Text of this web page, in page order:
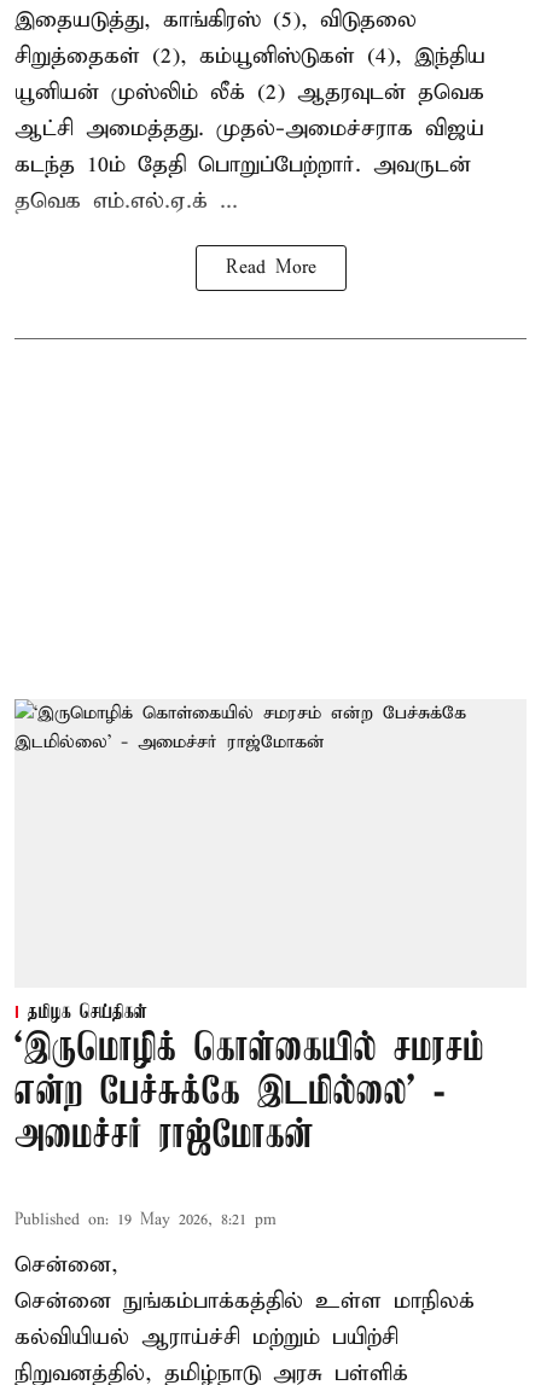
இதையடுத்து, காங்கிரஸ் (5), விடுதலை
சிறுத்தைகள் (2), கம்யூனிஸ்டுகள் (4), இந்திய
யூனியன் முஸ்லிம் லீக் (2) ஆதரவுடன் தவெக
ஆட்சி அமைத்தது. முதல்-அமைச்சராக விஜய்
கடந்த 10ம் தேதி பொறுப்பேற்றார். அவருடன்
தவெக எம்.எல்.ஏ.க் ...
Read More
தமிழக செய்திகள்
‘இருமொழிக் கொள்கையில் சமரசம்
என்ற பேச்சுக்கே இடமில்லை’ -
அமைச்சர் ராஜ்மோகன்
Published on: 19 May 2026, 8:21 pm
சென்னை,
சென்னை நுங்கம்பாக்கத்தில் உள்ள மாநிலக்
கல்வியியல் ஆராய்ச்சி மற்றும் பயிற்சி
நிறுவனத்தில், தமிழ்நாடு அரசு பள்ளிக்